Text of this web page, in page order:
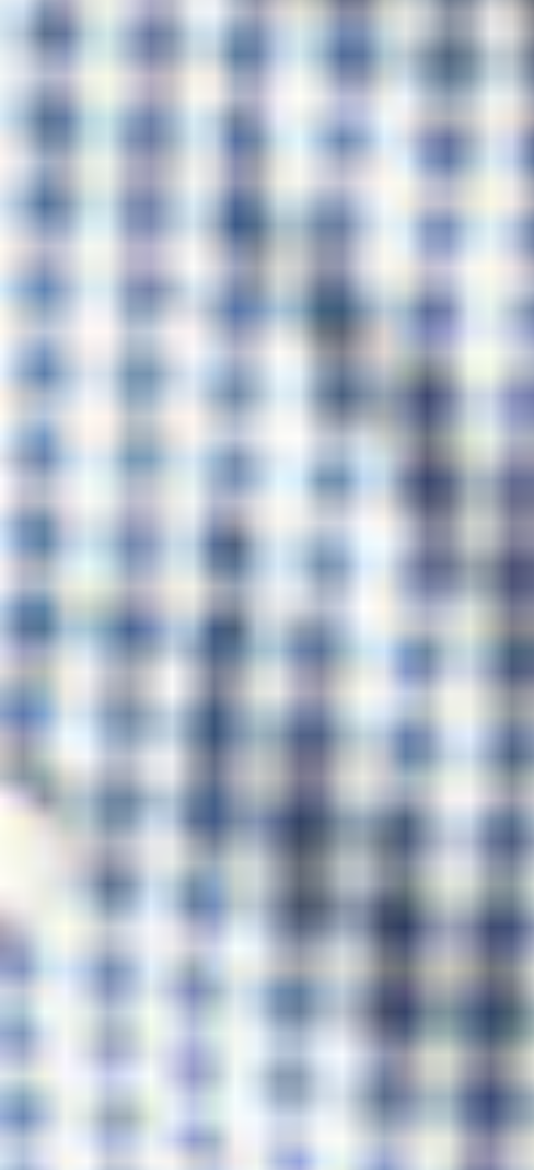
RSB-NEWSLETTER
Sie wollen nichts mehr verpassen? Dann
abonnieren Sie unseren Newsletter!
Newsletter bestellen